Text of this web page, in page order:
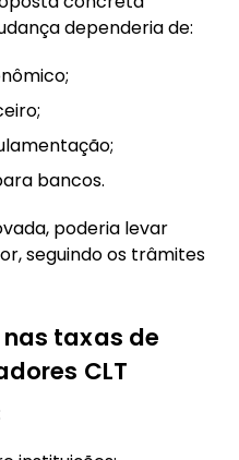
dependeria de:
bancos.
poderia levar
seguindo os trâmites
taxas de
CLT